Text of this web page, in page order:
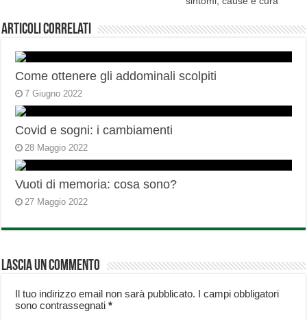
Articoli correlati
Come ottenere gli addominali scolpiti
7 Giugno 2022
Covid e sogni: i cambiamenti
28 Maggio 2022
Vuoti di memoria: cosa sono?
27 Maggio 2022
Lascia un commento
Il tuo indirizzo email non sarà pubblicato. I campi obbligatori
sono contrassegnati*